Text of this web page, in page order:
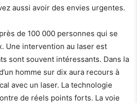
aussi avoir des envies urgentes.
de 100 000 personnes qui se
Une intervention au laser est
sont souvent intéressants. Dans la
homme sur dix aura recours à
avec un laser. La technologie
de réels points forts. La voie